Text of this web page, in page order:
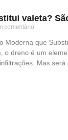
valeta?
comentário
Moderna que
o dreno é um
Mas será